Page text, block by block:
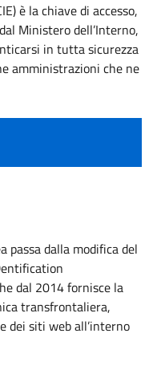
è la chiave di accesso,
Ministero dell’Interno,
in tutta sicurezza
amministrazioni che ne
passa dalla modifica del
dal 2014 fornisce la
transfrontaliera,
dei siti web all’interno